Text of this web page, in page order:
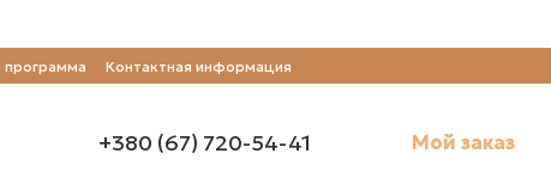
программа
Контактная информация
+380 (67) 720-54-41 Мой заказ